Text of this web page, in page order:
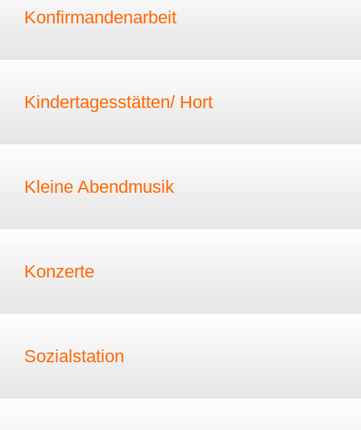
Konfirmandenarbeit
Kindertagesstätten/ Hort
Kleine Abendmusik
Konzerte
Sozialstation